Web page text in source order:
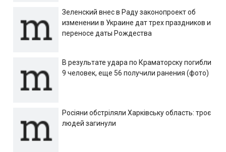
Зеленский внес в Раду законопроект об
изменении в Украине дат трех праздников и
переносе даты Рождества
В результате удара по Краматорску погибли
9 человек, еще 56 получили ранения (фото)
Росіяни обстріляли Харківську область: троє
людей загинули